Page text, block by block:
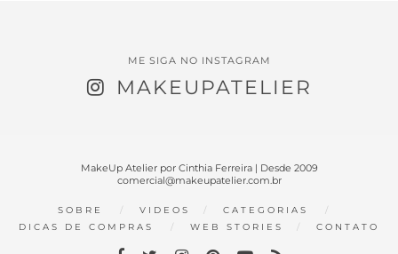
ME SIGA NO INSTAGRAM
MAKEUPATELIER
MakeUp Atelier por Cinthia Ferreira | Desde 2009
comercial@makeupatelier.com.br
SOBRE VIDEOS
CATEGORIAS
DICAS DE COMPRAS
WEB STORIES CONTATO